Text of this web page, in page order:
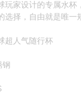
玩家设计的专属水杯
选择，自由就是唯一
人气随行杯